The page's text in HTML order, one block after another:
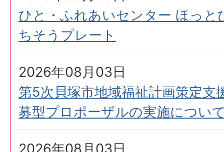
ひと・ふれあいセンター ほっと
ちそうプレート
2026年08月03日
第5次貝塚市地域福祉計画策定支
募型プロポーザルの実施につい